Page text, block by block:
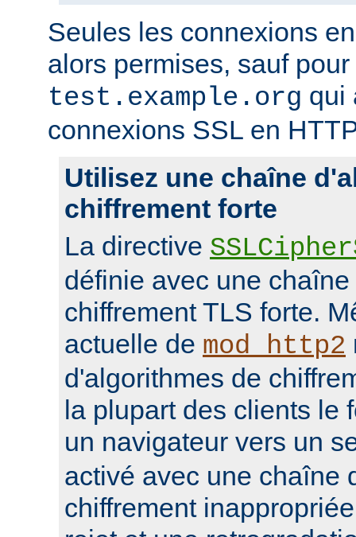
Seules les connexions
alors permises, sauf
test.example.org qui
connexions SSL en
Utilisez une chaîne
chiffrement forte
La directive
définie avec une
chiffrement TLS forte.
actuelle de mod_http2
d'algorithmes de
la plupart des clients le
un navigateur vers un
activé avec une chaîne
chiffrement